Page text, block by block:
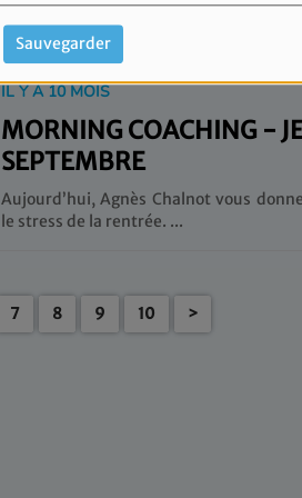
Sauvegarder
IL Y A 10 MOIS
MORNING COACHING -
SEPTEMBRE
Aujourd’hui, Agnès Chalnot vous
le stress de la rentrée. ...
7 8 9 10 >